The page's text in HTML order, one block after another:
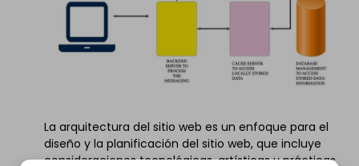
La arquitectura del sitio web es un enfoque para el
diseño y la planificación del sitio web, que incluye
consideraciones tecnológicas, artísticas y prácticas.